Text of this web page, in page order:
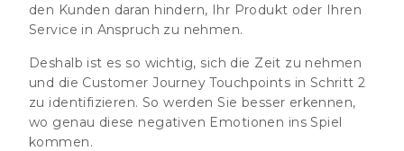
den Kunden daran hindern, Ihr Produkt oder Ihren
Service in Anspruch zu nehmen.
Deshalb ist es so wichtig, sich die Zeit zu nehmen
und die Customer Journey Touchpoints in Schritt 2
zu identifizieren. So werden Sie besser erkennen,
wo genau diese negativen Emotionen ins Spiel
kommen.